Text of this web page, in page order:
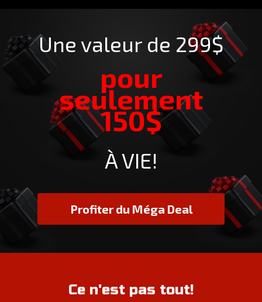
Une valeur de 299$
pour
seulement
150$
À VIE!
Profiter du Méga Deal
Ce n'est pas tout!